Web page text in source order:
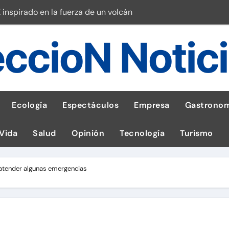
en la fuerza de un volcán
impulsa la salud materna
por ignorar distancias de seguridad
al Perú en Toulouse Lautrec
en cáncer a nivel nacional
¡Descarga la app de Meridianbet y gana una jugada gratis
Ecología Espectáculos Empresa
Salud Opinión Tecnología Turismo
algunas emergencias